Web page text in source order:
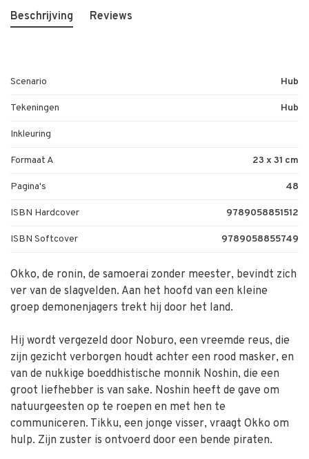
Beschrijving Reviews
Scenario Hub
Tekeningen Hub
Inkleuring
Formaat A 23 x 31 cm
Pagina's 48
ISBN Hardcover 9789058851512
ISBN Softcover 9789058855749
Okko, de ronin, de samoerai zonder meester, bevindt zich
ver van de slagvelden. Aan het hoofd van een kleine
groep demonenjagers trekt hij door het land.
Hij wordt vergezeld door Noburo, een vreemde reus, die
zijn gezicht verborgen houdt achter een rood masker, en
van de nukkige boeddhistische monnik Noshin, die een
groot liefhebber is van sake. Noshin heeft de gave om
natuurgeesten op te roepen en met hen te
communiceren. Tikku, een jonge visser, vraagt Okko om
hulp. Zijn zuster is ontvoerd door een bende piraten.